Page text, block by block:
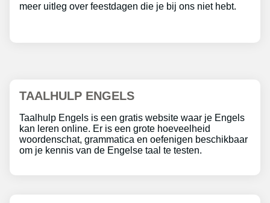
meer uitleg over feestdagen die je bij ons niet hebt.
TAALHULP ENGELS
Taalhulp Engels is een gratis website waar je Engels
kan leren online. Er is een grote hoeveelheid
woordenschat, grammatica en oefenigen beschikbaar
om je kennis van de Engelse taal te testen.